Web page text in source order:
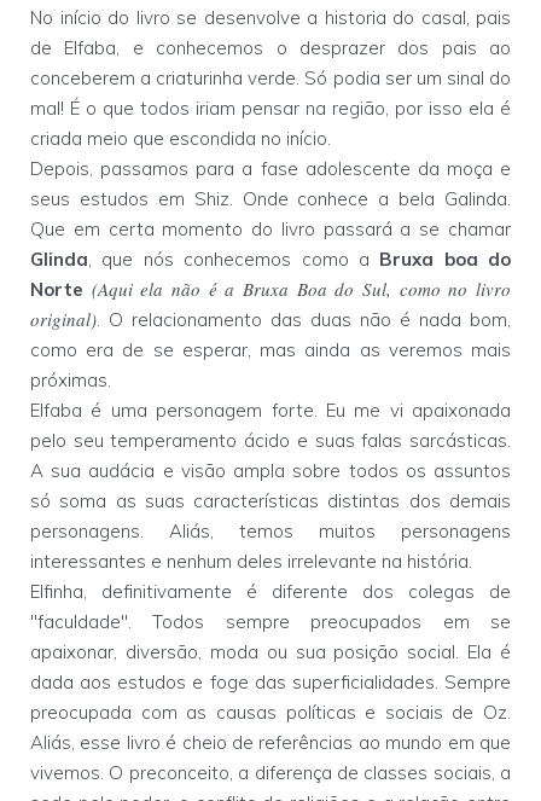
No início do livro se desenvolve a historia do casal, pais
de Elfaba, e conhecemos o desprazer dos pais ao
conceberem a criaturinha verde. Só podia ser um sinal do
mal! É o que todos iriam pensar na região, por isso ela é
criada meio que escondida no início.
Depois, passamos para a fase adolescente da moça e
seus estudos em Shiz. Onde conhece a bela Galinda.
Que em certa momento do livro passará a se chamar
Glinda , que nós conhecemos como a Bruxa boa do
Norte (Aqui ela não é a Bruxa Boa do Sul, como no livro
original) . O relacionamento das duas não é nada bom,
como era de se esperar, mas ainda as veremos mais
próximas.
Elfaba é uma personagem forte. Eu me vi apaixonada
pelo seu temperamento ácido e suas falas sarcásticas.
A sua audácia e visão ampla sobre todos os assuntos
só soma as suas características distintas dos demais
personagens. Aliás, temos muitos personagens
interessantes e nenhum deles irrelevante na história.
Elfinha, definitivamente é diferente dos colegas de
"faculdade". Todos sempre preocupados em se
apaixonar, diversão, moda ou sua posição social. Ela é
dada aos estudos e foge das superficialidades. Sempre
preocupada com as causas políticas e sociais de Oz.
Aliás, esse livro é cheio de referências ao mundo em que
vivemos. O preconceito, a diferença de classes sociais, a